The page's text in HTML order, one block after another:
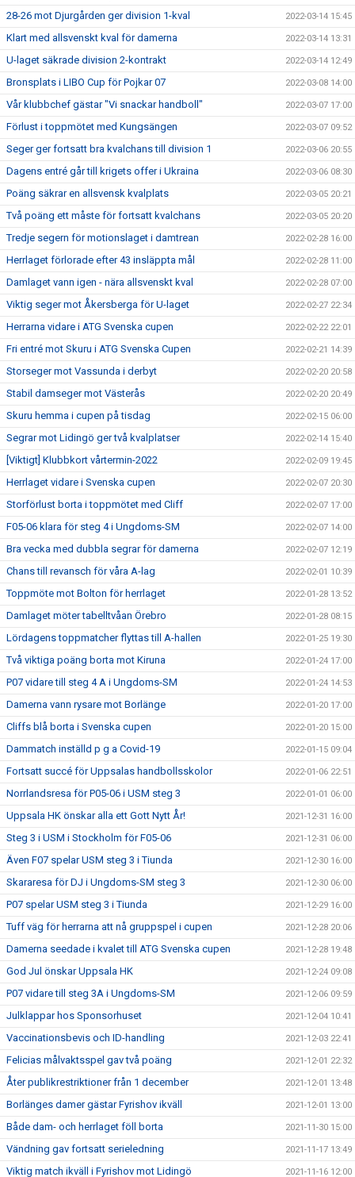
28-26 mot Djurgården ger division 1-kval 2022-03-14 15:45
Klart med allsvenskt kval för damerna 2022-03-14 13:31
U-laget säkrade division 2-kontrakt 2022-03-14 12:49
Bronsplats i LIBO Cup för Pojkar 07 2022-03-08 14:00
Vår klubbchef gästar "Vi snackar handboll" 2022-03-07 17:00
Förlust i toppmötet med Kungsängen 2022-03-07 09:52
Seger ger fortsatt bra kvalchans till division 1 2022-03-06 20:55
Dagens entré går till krigets offer i Ukraina 2022-03-06 08:30
Poäng säkrar en allsvensk kvalplats 2022-03-05 20:21
Två poäng ett måste för fortsatt kvalchans 2022-03-05 20:20
Tredje segern för motionslaget i damtrean 2022-02-28 16:00
Herrlaget förlorade efter 43 insläppta mål 2022-02-28 11:00
Damlaget vann igen - nära allsvenskt kval 2022-02-28 07:00
Viktig seger mot Åkersberga för U-laget 2022-02-27 22:34
Herrarna vidare i ATG Svenska cupen 2022-02-22 22:01
Fri entré mot Skuru i ATG Svenska Cupen 2022-02-21 14:39
Storseger mot Vassunda i derbyt 2022-02-20 20:58
Stabil damseger mot Västerås 2022-02-20 20:49
Skuru hemma i cupen på tisdag 2022-02-15 06:00
Segrar mot Lidingö ger två kvalplatser 2022-02-14 15:40
[Viktigt] Klubbkort vårtermin-2022 2022-02-09 19:45
Herrlaget vidare i Svenska cupen 2022-02-07 20:30
Storförlust borta i toppmötet med Cliff 2022-02-07 17:00
F05-06 klara för steg 4 i Ungdoms-SM 2022-02-07 14:00
Bra vecka med dubbla segrar för damerna 2022-02-07 12:19
Chans till revansch för våra A-lag 2022-02-01 10:39
Toppmöte mot Bolton för herrlaget 2022-01-28 13:52
Damlaget möter tabelltvåan Örebro 2022-01-28 08:15
Lördagens toppmatcher flyttas till A-hallen 2022-01-25 19:30
Två viktiga poäng borta mot Kiruna 2022-01-24 17:00
P07 vidare till steg 4 A i Ungdoms-SM 2022-01-24 14:53
Damerna vann rysare mot Borlänge 2022-01-20 17:00
Cliffs blå borta i Svenska cupen 2022-01-20 15:00
Dammatch inställd p g a Covid-19 2022-01-15 09:04
Fortsatt succé för Uppsalas handbollsskolor 2022-01-06 22:51
Norrlandsresa för P05-06 i USM steg 3 2022-01-01 06:00
Uppsala HK önskar alla ett Gott Nytt År! 2021-12-31 16:00
Steg 3 i USM i Stockholm för F05-06 2021-12-31 06:00
Även F07 spelar USM steg 3 i Tiunda 2021-12-30 16:00
Skararesa för DJ i Ungdoms-SM steg 3 2021-12-30 06:00
P07 spelar USM steg 3 i Tiunda 2021-12-29 16:00
Tuff väg för herrarna att nå gruppspel i cupen 2021-12-28 20:06
Damerna seedade i kvalet till ATG Svenska cupen 2021-12-28 19:48
God Jul önskar Uppsala HK 2021-12-24 09:08
P07 vidare till steg 3A i Ungdoms-SM 2021-12-06 09:59
Julklappar hos Sponsorhuset 2021-12-04 10:41
Vaccinationsbevis och ID-handling 2021-12-03 22:41
Felicias målvaktsspel gav två poäng 2021-12-01 22:32
Åter publikrestriktioner från 1 december 2021-12-01 13:48
Borlänges damer gästar Fyrishov ikväll 2021-12-01 13:00
Både dam- och herrlaget föll borta 2021-11-30 15:00
Vändning gav fortsatt serieledning 2021-11-17 13:49
Viktig match ikväll i Fyrishov mot Lidingö 2021-11-16 12:00